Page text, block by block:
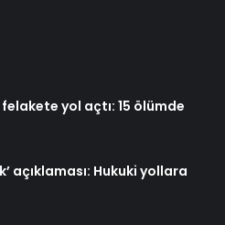
yol açtı: 15 ölümde
açıklaması: Hukuki yollara